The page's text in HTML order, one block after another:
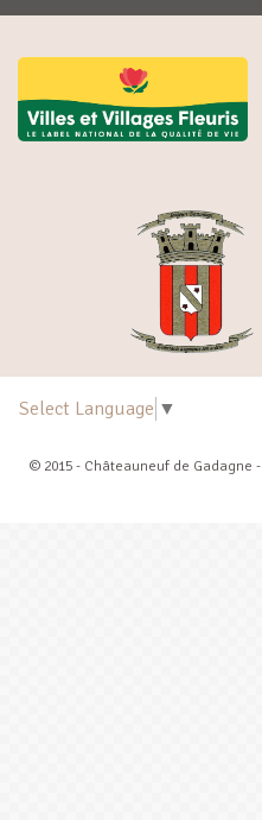
Select Language ▼
© 2015 - Châteauneuf de Gadagne -